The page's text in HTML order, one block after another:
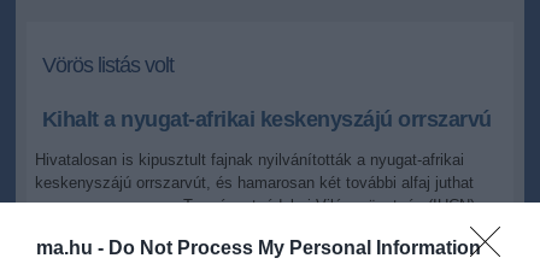
ma.hu - Do Not Process My Personal Information
Vörös listás volt
Kihalt a nyugat-afrikai keskenyszájú orrszarvú
Hivatalosan is kipusztult fajnak nyilvánították a nyugat-afrikai
keskenyszájú orrszarvút, és hamarosan két további alfaj juthat
ugyanerre a sorsra a Természetvédelmi Világszövetség (IUCN)